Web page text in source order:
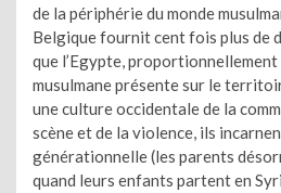
de la périphérie du monde
Belgique fournit cent fois plus de
que l’Egypte,
musulmane présente sur le
une culture occidentale de la
scène et de la violence, ils
générationnelle (les parents
quand leurs enfants partent en